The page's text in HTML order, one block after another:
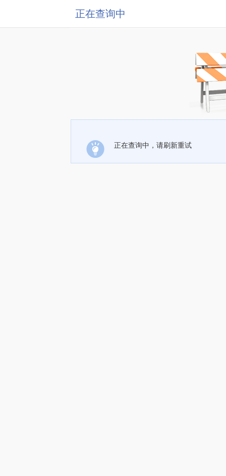
正在查询中
正在查询中，请刷新重试